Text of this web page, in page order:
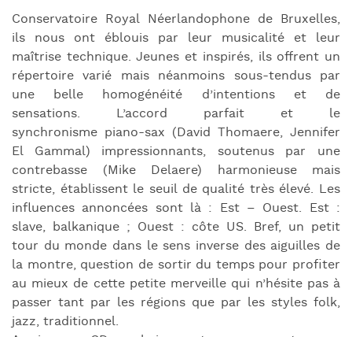
Conservatoire Royal Néerlandophone de Bruxelles,
ils nous ont éblouis par leur musicalité et leur
maîtrise technique. Jeunes et inspirés, ils offrent un
répertoire varié mais néanmoins sous-tendus par
une belle homogénéité d’intentions et de
sensations. L’accord parfait et le
synchronisme piano-sax (David Thomaere, Jennifer
El Gammal) impressionnants, soutenus par une
contrebasse (Mike Delaere) harmonieuse mais
stricte, établissent le seuil de qualité très élevé. Les
influences annoncées sont là : Est – Ouest. Est :
slave, balkanique ; Ouest : côte US. Bref, un petit
tour du monde dans le sens inverse des aiguilles de
la montre, question de sortir du temps pour profiter
au mieux de cette petite merveille qui n’hésite pas à
passer tant par les régions que par les styles folk,
jazz, traditionnel.